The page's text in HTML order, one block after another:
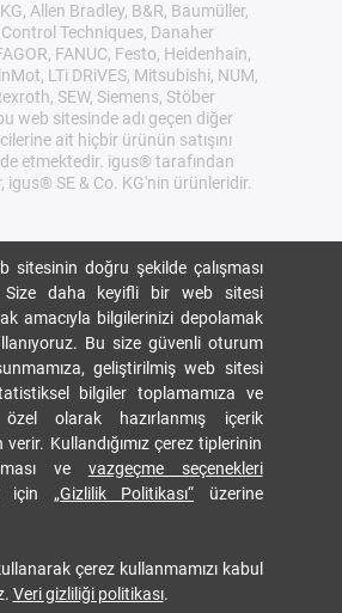
Allen Bradley, B&R, Baumüller,
Techniques, Danaher
FANUC, Festo, Heidenhain,
LTi DRiVES, Mitsubishi, NUM,
SEW, Siemens, Stöber
web sitesinde adı geçen diğer
ait hiçbir ürünün satışını
etmektedir. igus® tarafından
igus® SE & Co. KG'nin ürünleridir.
sitesinin doğru şekilde çalışması
Size daha keyifli bir web sitesi
amacıyla bilgilerinizi depolamak
Bu size güvenli oturum
geliştirilmiş web sitesi
bilgiler toplamamıza ve
özel olarak hazırlanmış içerik
verir. Kullandığımız çerez tiplerinin
ve vazgeçme seçenekleri
için „Gizlilik Politikası“ üzerine
çerez kullanmamızı kabul
Veri gizliliği politikası.